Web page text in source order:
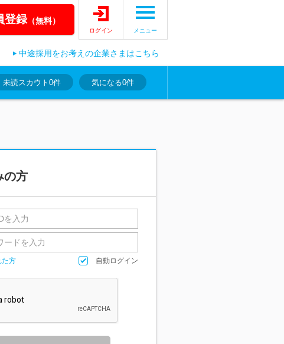
登録（無料）
ログイン メニュー
中途採用をお考えの企業さまはこちら
未読スカウト 0件 気になる0件
の方
た方 自動ログイン